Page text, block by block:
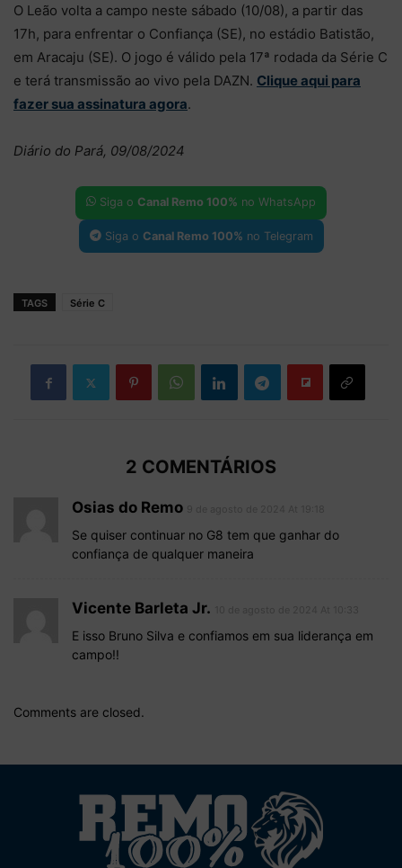
O Leão volta a campo neste sábado (10/08), a partir das
17h, para enfrentar o Confiança (SE), no estádio Batistão,
em Aracaju (SE). O jogo é válido pela 17ª rodada da Série C
e terá transmissão ao vivo pela DAZN. Clique aqui para
fazer sua assinatura agora.
Diário do Pará, 09/08/2024
Siga o Canal Remo 100% no WhatsApp
Siga o Canal Remo 100% no Telegram
TAGS Série C
2 COMENTÁRIOS
Osias do Remo
Se quiser continuar no G8 tem que ganhar do
confiança de qualquer maneira
Vicente Barleta Jr.
E isso Bruno Silva e confiamos em sua liderança em
campo!!
Comments are closed.